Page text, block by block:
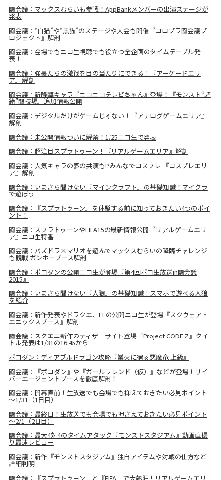
闘会議：マックスむらいも参戦！AppBankメンバーの出演ステージが
発表
闘会議：“白猫”や“黒猫”のステージや大会も開催『コロプラ闘会議プ
ロジェクト』解剖
闘会議：会場でもニコ生視聴でも役立つ全企画のタイムテーブル発
表！
闘会議：強豪たちの激戦を目の当たりにできる！『アーケードエリ
ア』解剖
闘会議：新降臨キャラ『ニコニコテレビちゃん』登場！『モンスト“超
絶”闘技場』追加情報公開
闘会議：デジタルだけがゲームじゃない！『アナログゲームエリア』
解剖
闘会議：未公開情報ついに解禁！1/25ニコ生で発表
闘会議：超注目スプラトゥーン！『リアルゲームエリア』解剖
闘会議：人気キャラの夢の共演も!?みんなでコスプレ 『コスプレエリ
ア』解剖
闘会議：いまさら聞けない『マインクラフト』の基礎知識！マイクラ
で遊ぼう
闘会議：『スプラトゥーン』を体験する前に知っておきたい4つのポイ
ント！
闘会議：スプラトゥーンやFIFA15の最新情報公開『リアルゲームエリ
ア』ニコ生特番
闘会議：パズドラ×マリオを遊んでマックスむらいの降臨チャレンジ
も観戦 ガンホーブース解剖
闘会議：ポコダンの公開ニコ生が登場『第4回ポコ生放送in闘会議
2015』
闘会議：いまさら聞けない『人狼』の基礎知識！スマホで遊べる人狼
を紹介
闘会議：新作発表やドラクエ、FFの公開ニコ生が登場『スクウェア・
エニックスブース』解剖
闘会議：スクエニ新作のティザーサイト登場『Project CODE Z』タイ
トル発表は1/31の16:45から
ポコダン：ディアブルドラゴン攻略『業火に宿る悪魔竜 上級』
闘会議：『ポコダン』や『ガールフレンド（仮）』などが登場！サイ
バーエージェントブースを徹底解剖！
闘会議：開幕直前！生放送でも会場でも抑えておきたい必見ポイント
～1/31（1日目）
闘会議：最終日！生放送でも会場でも押さえておきたい必見ポイント
～2/1（2日目）
闘会議：最大4対4のタイムアタック『モンストスタジアム』動画直撮
り最速レビュー
闘会議：新作『モンストスタジアム』独自アイテムや対戦の仕方など
詳細判明
闘会議：『スプラトゥーン』と『FIFA』で大熱狂！リアルゲームエリ